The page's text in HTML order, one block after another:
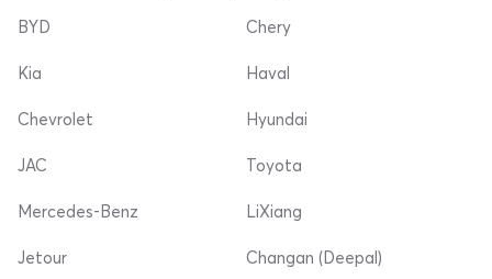
BYD
Kia
Chevrolet
Chery
Haval
Hyundai
JAC
Mercedes-Benz
Jetour
Toyota
LiXiang
Changan (Deepal)